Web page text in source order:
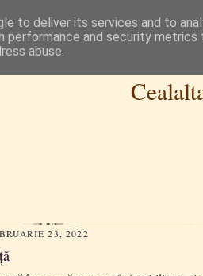
23, 2022
to deliver its services and to
performance and security
abuse.